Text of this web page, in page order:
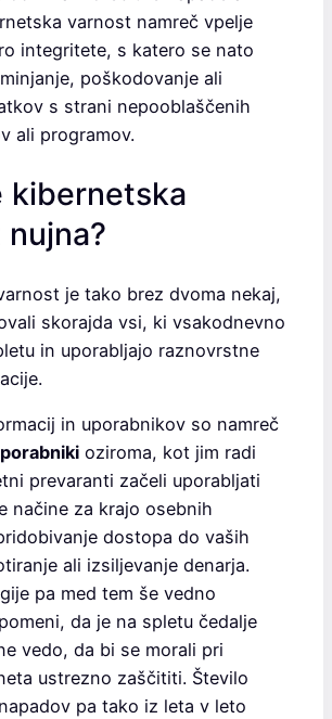
varnost namreč vpelje
integritete, s katero se nato
poškodovanje ali
s strani nepooblaščenih
ali programov.
kibernetska
je tako brez dvoma nekaj,
skorajda vsi, ki vsakodnevno
in uporabljajo raznovrstne
in uporabnikov so namreč
oziroma, kot jim radi
prevaranti začeli uporabljati
načine za krajo osebnih
dostopa do vaših
ali izsiljevanje denarja.
pa med tem še vedno
da je na spletu čedalje
vedo, da bi se morali pri
ustrezno zaščititi. Število
pa tako iz leta v leto